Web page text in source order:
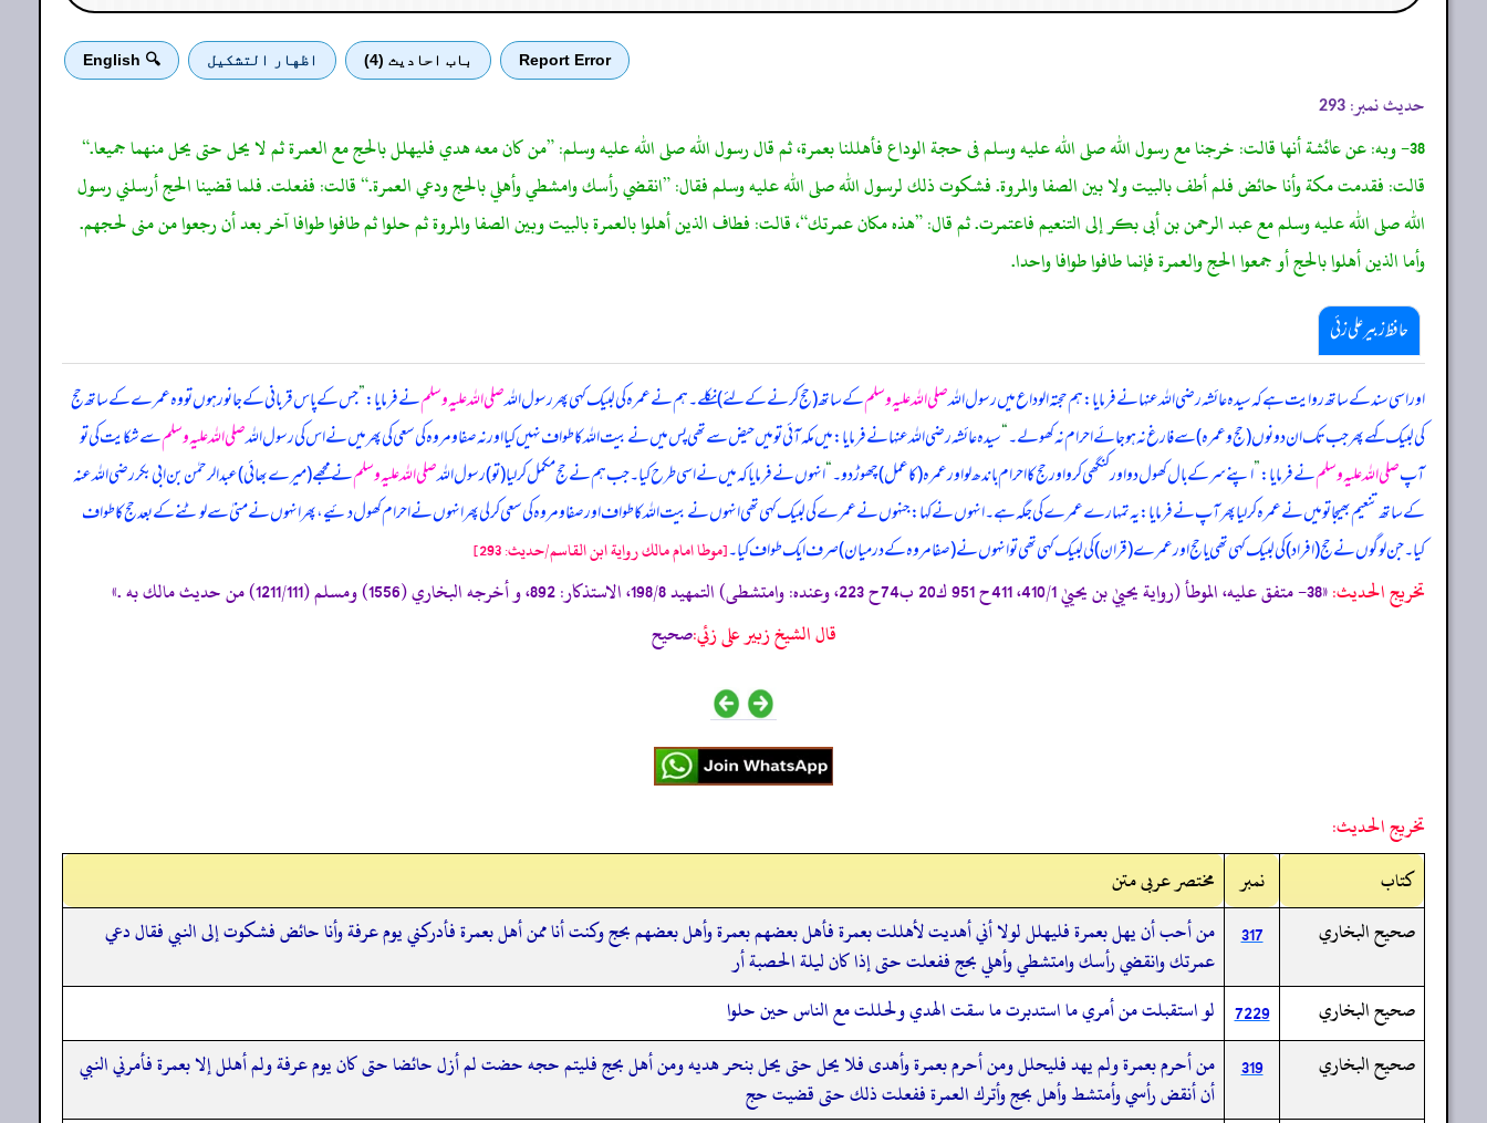
Report Error باب احادیث (4) اظهار التشكيل 🔍 English
حدیث نمبر: 293
38- وبه: عن عائشة أنها قالت: خرجنا مع رسول الله صلى الله عليه وسلم فى حجة الوداع فأهللنا بعمرة، ثم قال رسول الله صلى الله عليه وسلم: ”من كان معه هدي فليهلل بالحج مع العمرة ثم لا يحل حتى يحل منهما جميعا.“
قالت: فقدمت مكة وأنا حائض فلم أطف بالبيت ولا بين الصفا والمروة. فشكوت ذلك لرسول الله صلى الله عليه وسلم فقال: ”انقضي رأسك وامشطي وأهلي بالحج ودعي العمرة.“ قالت: ففعلت. فلما قضينا الحج أرسلني رسول
الله صلى الله عليه وسلم مع عبد الرحمن بن أبى بكر إلى التنعيم فاعتمرت. ثم قال: ”هذه مكان عمرتك“، قالت: فطاف الذين أهلوا بالعمرة بالبيت وبين الصفا والمروة ثم حلوا ثم طافوا طوافا آخر بعد أن رجعوا من منى لحجهم.
وأما الذين أهلوا بالحج أو جمعوا الحج والعمرة فإنما طافوا طوافا واحدا.
حافظ زبیر علی زئی
اور اسی سند کے ساتھ روایت ہے کہ سیدہ عائشہ رضی اللہ عنہا نے فرمایا: ہم حجتہ الوداع میں رسول اللہصلی اللہ علیہ وسلمکے ساتھ (حج کرنے کے لئے) نکلے۔ ہم نے عمرہ کی لبیک کہی پھر رسول اللہصلی اللہ علیہ وسلمنے فرمایا:”جس کے پاس قربانی کے جانور ہوں تو وہ عمرے کے ساتھ حج
کی لبیک کہے پھر جب تک ان دونوں (حج و عمرہ) سے فارغ نہ ہو جائے احرام نہ کھولے۔“سیدہ عائشہ رضی اللہ عنہا نے فرمایا: میں مکہ آئی تو میں حیض سے تھی پس میں نے بیت اللہ کا طواف نہیں کیا اور نہ صفا و مروہ کی سعی کی پھر میں نے اس کی رسول اللہصلی اللہ علیہ وسلمسے شکایت کی تو
آپصلی اللہ علیہ وسلمنے فرمایا:”اپنے سر کے بال کھول دو اور کنگھی کرو اور حج کا احرام باندھ لو اور عمرہ (کا عمل) چھوڑ دو۔“انہوں نے فرمایا کہ میں نے اسی طرح کیا۔ جب ہم نے حج مکمل کر لیا (تو) رسول اللہصلی اللہ علیہ وسلمنے مجھے (میرے بھائی) عبدالرحمٰن بن ابی بکر رضی اللہ عنہ
کے ساتھ تنعیم بھیجا تو میں نے عمرہ کر لیا پھر آپ نے فرمایا: یہ تمہارے عمرے کی جگہ ہے۔ انہوں نے کہا: جنہوں نے عمرے کی لبیک کہی تھی انہوں نے بیت اللہ کا طواف اور صفا و مروہ کی سعی کر لی پھر انہوں نے احرام کھول دئیے، پھر انہوں نے منیٰ سے لوٹنے کے بعد حج کا طواف
کیا۔ جن لوگوں نے حج (افراد) کی لبیک کہی تھی یا حج اور عمرے (قران) کی لبیک کہی تھی تو انہوں نے (صفا مروہ کے درمیان) صرف ایک طواف کیا۔[موطا امام مالك رواية ابن القاسم/حدیث: 293]
تخریج الحدیث:«38- متفق عليه، الموطأ (رواية يحييٰ بن يحييٰ 410/1، 411ح 951 ك20 ب74ح 223، وعنده: وامتشطى) التمهيد 198/8، الاستذكار: 892، و أخرجه البخاري (1556) ومسلم (1211/111) من حديث مالك به .»
قال الشيخ زبير على زئي:صحيح
تخريج الحديث:
کتاب
نمبر
مختصر عربی متن
صحيح البخاري
317
من أحب أن يهل بعمرة فليهلل لولا أني أهديت لأهللت بعمرة فأهل بعضهم بعمرة وأهل بعضهم بحج وكنت أنا ممن أهل بعمرة فأدركني يوم عرفة وأنا حائض فشكوت إلى النبي فقال دعي
عمرتك وانقضي رأسك وامتشطي وأهلي بحج ففعلت حتى إذا كان ليلة الحصبة أر
صحيح البخاري
7229 لو استقبلت من أمري ما استدبرت ما سقت الهدي ولحللت مع الناس حين حلوا
صحيح البخاري
319
من أحرم بعمرة ولم يهد فليحلل ومن أحرم بعمرة وأهدى فلا يحل حتى يحل بنحر هديه ومن أهل بحج فليتم حجه حضت لم أزل حائضا حتى كان يوم عرفة ولم أهلل إلا بعمرة فأمرني النبي
أن أنقض رأسي وأمتشط وأهل بحج وأترك العمرة ففعلت ذلك حتى قضيت حج